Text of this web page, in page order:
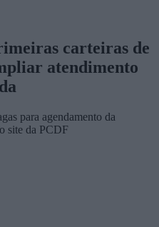
carteiras de
atendimento
para agendamento da
site da PCDF